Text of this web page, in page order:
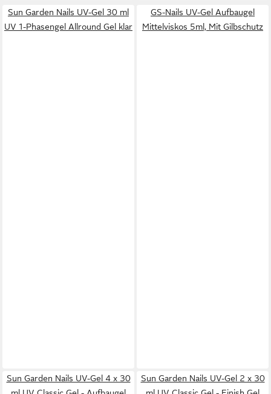
Sun Garden Nails UV-Gel 30 ml
UV 1-Phasengel Allround Gel klar
GS-Nails UV-Gel Aufbaugel
Mittelviskos 5ml, Mit Gilbschutz
Sun Garden Nails UV-Gel 4 x 30
Sun Garden Nails UV-Gel 2 x 30